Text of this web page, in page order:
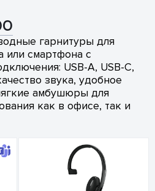
гарнитуры для
или смартфона с
USB-A, USB-C,
звука, удобное
амбушюры для
как в офисе, так и